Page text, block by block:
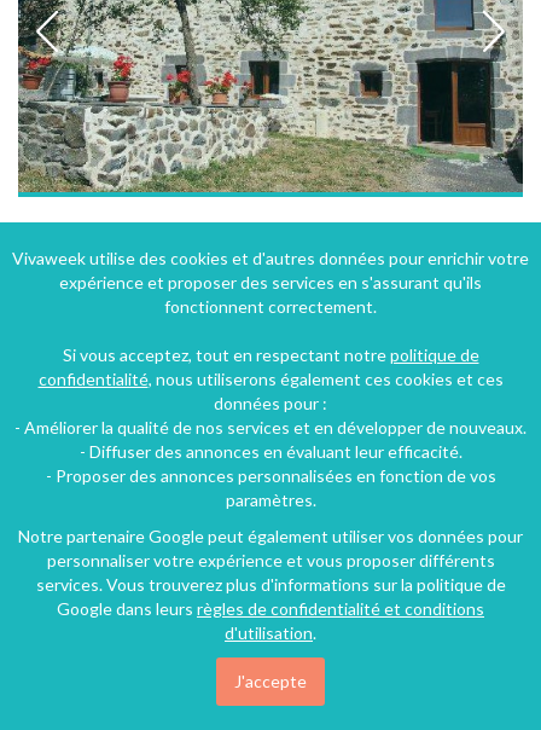
Gîte à 3 km de saint Flour dans un village rural en Auvergne
Saint-Flour (27 km), Puy-de-Dôme, Auvergne, Auvergne-Rhône-Alpes, France
Vivaweek utilise des cookies et d'autres données pour enrichir votre
expérience et proposer des services en s'assurant qu'ils
fonctionnent correctement.
Si vous acceptez, tout en respectant notrepolitique de
confidentialité, nous utiliserons également ces cookies et ces
données pour :
- Améliorer la qualité de nos services et en développer de nouveaux.
- Diffuser des annonces en évaluant leur efficacité.
- Proposer des annonces personnalisées en fonction de vos
paramètres.
Notre partenaire Google peut également utiliser vos données pour
personnaliser votre expérience et vous proposer différents
services. Vous trouverez plus d'informations sur la politique de
Google dans leurs règles de confidentialité et conditions
d'utilisation.
J'accepte